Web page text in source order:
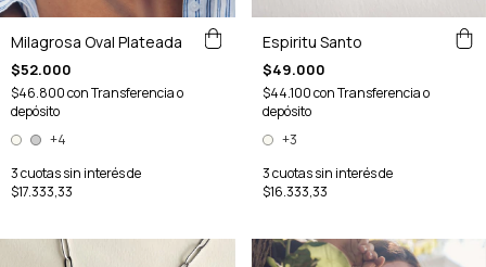
Milagrosa Oval Plateada
$52.000
$46.800conTransferencia o
depósito
+4
3cuotas sin interés de
$17.333,33
Espiritu Santo
$49.000
$44.100conTransferencia o
depósito
+3
3cuotas sin interés de
$16.333,33